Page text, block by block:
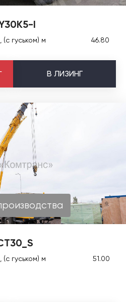
I
гуськом) м 46.80
В ЛИЗИНГ
гуськом) м 51.00